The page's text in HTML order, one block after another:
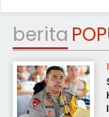
berita